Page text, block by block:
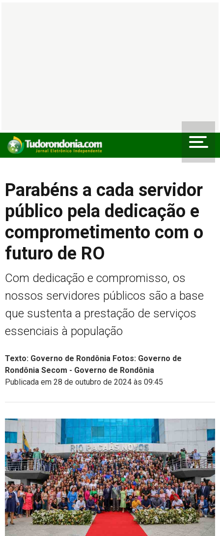
Parabéns a cada servidor
público pela dedicação e
comprometimento com o
futuro de RO
Com dedicação e compromisso, os
nossos servidores públicos são a base
que sustenta a prestação de serviços
essenciais à população
Texto: Governo de Rondônia Fotos: Governo de
Rondônia Secom - Governo de Rondônia
Publicada em 28 de outubro de 2024 às 09:45